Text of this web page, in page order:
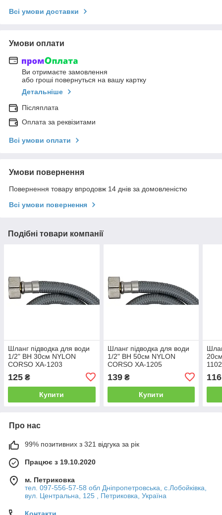
Всі умови доставки
Умови оплати
Ви отримаєте замовлення
або гроші повернуться на вашу картку
Детальніше
Післяплата
Оплата за реквізитами
Всі умови оплати
Умови повернення
Повернення товару впродовж 14 днів за домовленістю
Всі умови повернення
Подібні товари компанії
Шланг підводка для води
1/2" ВН 30см NYLON
CORSO XA-1203
125 ₴
Купити
Шланг підводка для води
1/2" ВН 50см NYLON
CORSO XA-1205
139₴
Купити
116
Про нас
99% позитивних з 321 відгука за рік
Працює з 19.10.2020
м. Петриковка
тел. 097-556-57-58 обл Дніпропетровська, с.Лобойківка,
вул. Центральна, 125 , Петриковка, Україна